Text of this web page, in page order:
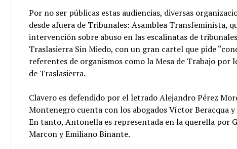
Por no ser públicas estas audiencias, diversas
desde afuera de Tribunales: Asamblea Transfeminista,
intervención sobre abuso en las escalinatas de
Traslasierra Sin Miedo, con un gran cartel que pide
referentes de organismos como la Mesa de Trabajo por
de Traslasierra.
Clavero es defendido por el letrado Alejandro Pérez
Montenegro cuenta con los abogados Víctor Beracqua
En tanto, Antonella es representada en la querella por
Marcon y Emiliano Binante.